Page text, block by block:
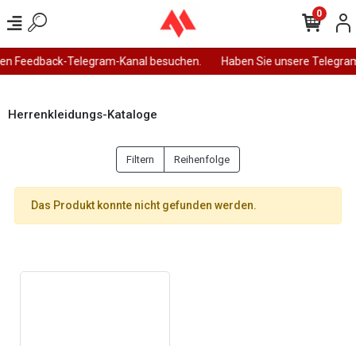
Feedback-Telegram-Kanal besuchen. Haben Sie unsere
0
Herrenkleidungs-Kataloge
Filtern Reihenfolge
Das Produkt konnte nicht gefunden werden.